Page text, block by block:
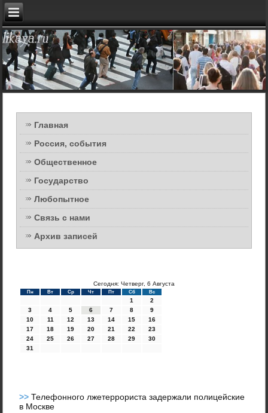
Главная
Россия, события
Общественное
Государство
Любопытное
Связь с нами
Архив записей
Сегодня: Четверг, 6 Августа
Пн Вт Ср Чт Пт Сб Вс
1
2
3
4 5 6 7 8
9
10
11 12 13 14 15
16
17
18 19 20 21 22
23
24
25 26 27 28 29
30
31
>>Телефонного лжетеррориста задержали полицейские
в Москве